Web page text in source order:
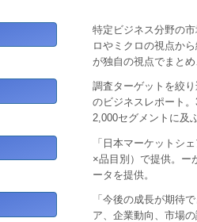
特定ビジネス分野の
ロやミクロの視点か
が独自の視点でまと
調査ターゲットを絞
のビジネスレポート
2,000セグメントに及
「日本マーケットシ
×品目別）で提供。ー
ータを提供。
「今後の成長が期待
ア、企業動向、市場